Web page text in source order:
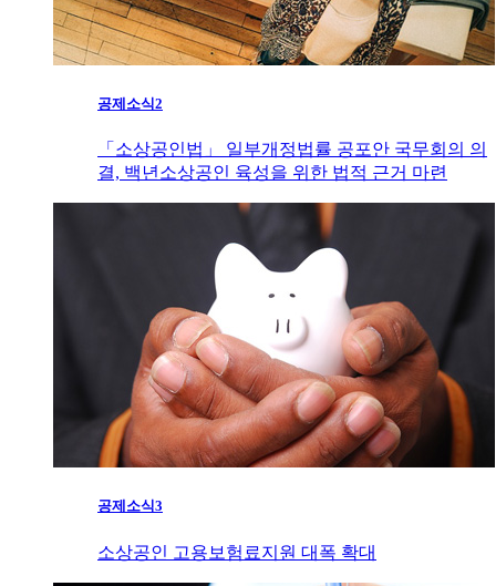
공제소식2
「소상공인법」 일부개정법률 공포안 국무회의 의
결, 백년소상공인 육성을 위한 법적 근거 마련
공제소식3
소상공인 고용보험료지원 대폭 확대